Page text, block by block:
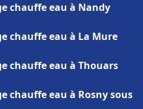
chauffe eau à Nandy
chauffe eau à La Mure
chauffe eau à Thouars
chauffe eau à Rosny sous